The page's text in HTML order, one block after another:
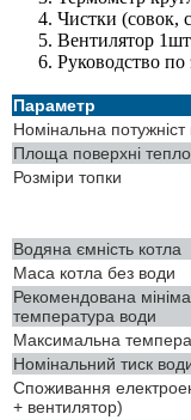
Чистки (совок,
Вентилятор
Руководство
Параметр
Номінальна потужніст
Площа поверхні
Розміри топки
Водяна ємність котла
Маса котла без води
Рекомендована
температура води
Максимальна
Номінальний тиск
Споживання
+ вентилятор)